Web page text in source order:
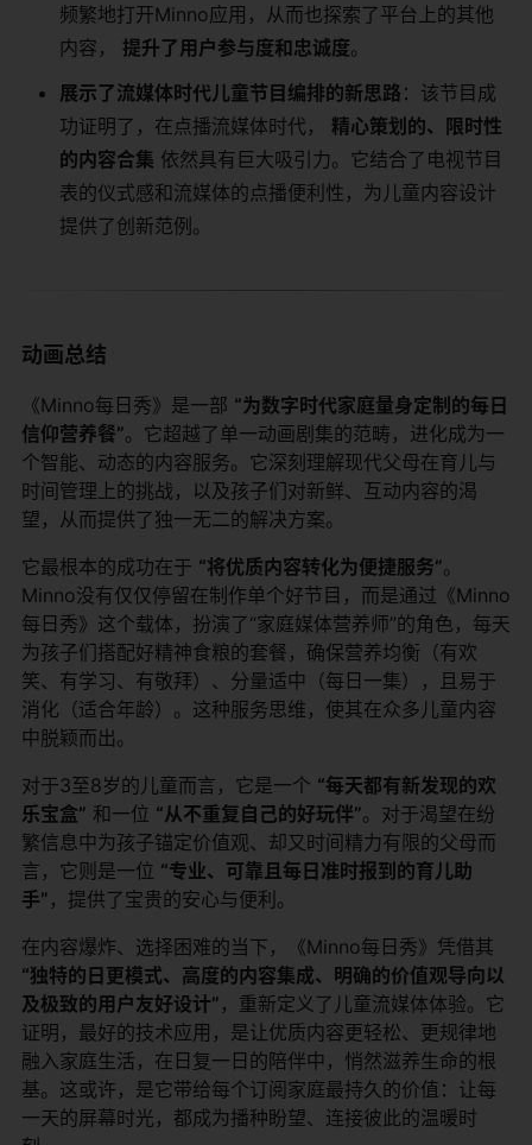
频繁地打开Minno应用，从而也探索了平台上的其他
内容， 提升了用户参与度和忠诚度。
展示了流媒体时代儿童节目编排的新思路 ：该节目成
功证明了，在点播流媒体时代， 精心策划的、限时性
的内容合集 ​ 依然具有巨大吸引力。它结合了电视节目
表的仪式感和流媒体的点播便利性，为儿童内容设计
提供了创新范例。
动画总结
《Minno每日秀》是一部 “为数字时代家庭量身定制的每日
信仰营养餐”。它超越了单一动画剧集的范畴，进化成为一
个智能、动态的内容服务。它深刻理解现代父母在育儿与
时间管理上的挑战，以及孩子们对新鲜、互动内容的渴
望，从而提供了独一无二的解决方案。
它最根本的成功在于 “将优质内容转化为便捷服务”。
Minno没有仅仅停留在制作单个好节目，而是通过《Minno
每日秀》这个载体，扮演了“家庭媒体营养师”的角色，每天
为孩子们搭配好精神食粮的套餐，确保营养均衡（有欢
笑、有学习、有敬拜）、分量适中（每日一集），且易于
消化（适合年龄）。这种服务思维，使其在众多儿童内容
中脱颖而出。
对于3至8岁的儿童而言，它是一个 “每天都有新发现的欢
乐宝盒” ​ 和一位 “从不重复自己的好玩伴”。对于渴望在纷
繁信息中为孩子锚定价值观、却又时间精力有限的父母而
言，它则是一位 “专业、可靠且每日准时报到的育儿助
手” ，提供了宝贵的安心与便利。
在内容爆炸、选择困难的当下，《Minno每日秀》凭借其
“独特的日更模式、高度的内容集成、明确的价值观导向以
及极致的用户友好设计” ，重新定义了儿童流媒体体验。它
证明，最好的技术应用，是让优质内容更轻松、更规律地
融入家庭生活，在日复一日的陪伴中，悄然滋养生命的根
基。这或许，是它带给每个订阅家庭最持久的价值：让每
一天的屏幕时光，都成为播种盼望、连接彼此的温暖时